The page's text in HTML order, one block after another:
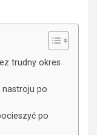
trudny okres
nastroju po
po